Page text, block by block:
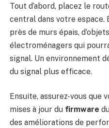
Tout d’abord, placez le
central dans votre espace.
près de murs épais,
électroménagers qui
signal. Un environnement
du signal plus efficace.
Ensuite, assurez-vous que
mises à jour du firmware
des améliorations de